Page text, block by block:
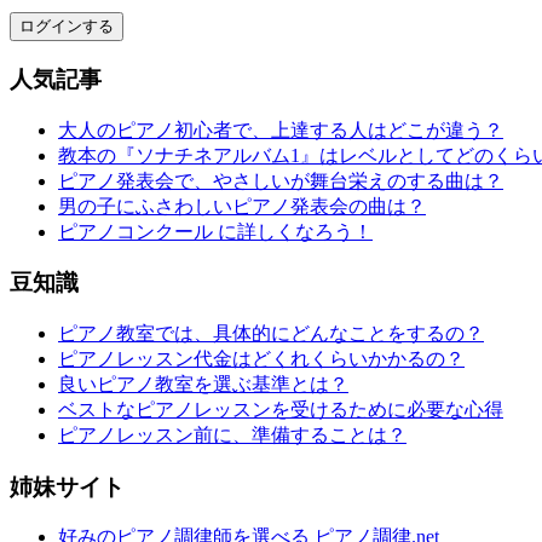
ログインする
人気記事
大人のピアノ初心者で、上達する人はどこが違う？
教本の『ソナチネアルバム1』はレベルとしてどのくら
ピアノ発表会で、やさしいが舞台栄えのする曲は？
男の子にふさわしいピアノ発表会の曲は？
ピアノコンクール に詳しくなろう！
豆知識
ピアノ教室では、具体的にどんなことをするの？
ピアノレッスン代金はどくれくらいかかるの？
良いピアノ教室を選ぶ基準とは？
ベストなピアノレッスンを受けるために必要な心得
ピアノレッスン前に、準備することは？
姉妹サイト
好みのピアノ調律師を選べる ピアノ調律.net